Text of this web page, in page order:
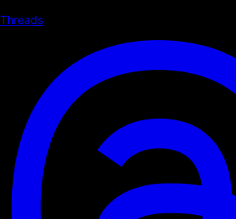
Threads